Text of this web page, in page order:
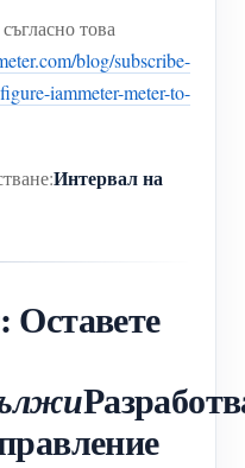
това
blog/subscribe-
iammeter-meter-to-
Интервал на
Оставете